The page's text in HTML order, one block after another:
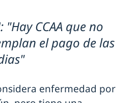
"Hay CCAA que no
el pago de las
enfermedad por